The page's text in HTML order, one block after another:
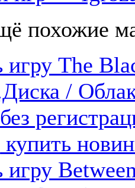
похожие
игру The
/
купить
игру